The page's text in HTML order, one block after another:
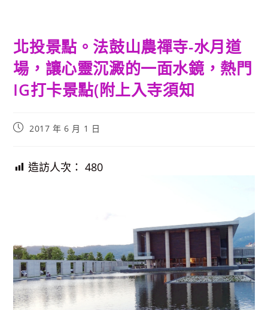
北投景點。法鼓山農禪寺-水月道
場，讓心靈沉澱的一面水鏡，熱門
IG打卡景點(附上入寺須知
Post2017 年 6 月 1 日
造訪人次： 480